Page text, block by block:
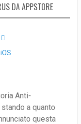
DA APPSTORE
iOS
Anti-
a quanto
questa